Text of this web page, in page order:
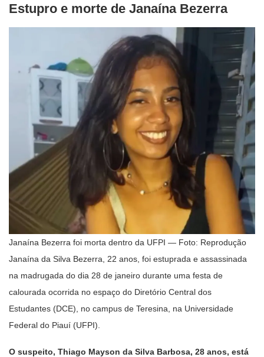
Estupro e morte de Janaína Bezerra
Janaína Bezerra foi morta dentro da UFPI — Foto: Reprodução
Janaína da Silva Bezerra, 22 anos, foi estuprada e assassinada
na madrugada do dia 28 de janeiro durante uma festa de
calourada ocorrida no espaço do Diretório Central dos
Estudantes (DCE), no campus de Teresina, na Universidade
Federal do Piauí (UFPI).
O suspeito, Thiago Mayson da Silva Barbosa, 28 anos, está